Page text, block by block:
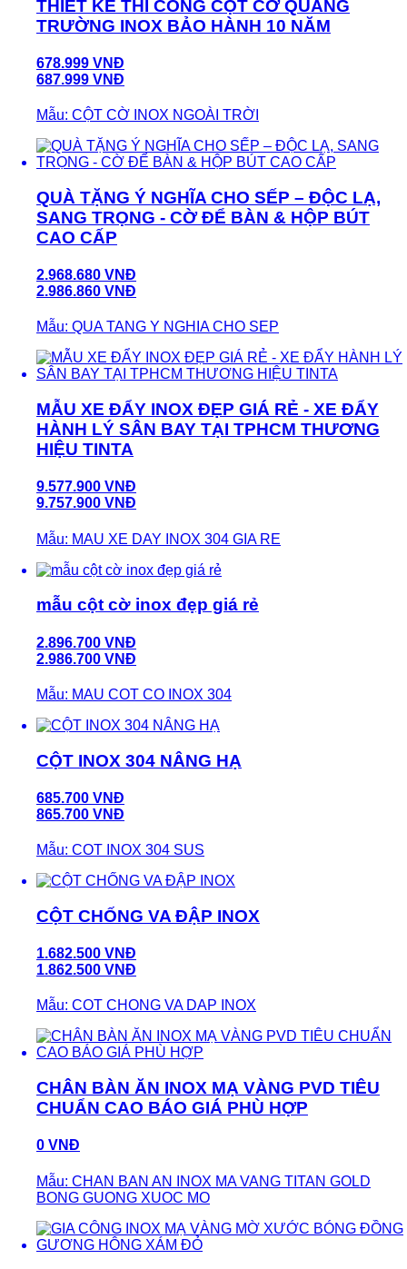
THIẾT KẾ THI CÔNG CỘT CỜ QUẢNG
TRƯỜNG INOX BẢO HÀNH 10 NĂM
678.999 VNĐ
687.999 VNĐ
Mẫu: CỘT CỜ INOX NGOÀI TRỜI
QUÀ TẶNG Ý NGHĨA CHO SẾP – ĐỘC LẠ,
SANG TRỌNG - CỜ ĐỂ BÀN & HỘP BÚT
CAO CẤP
2.968.680 VNĐ
2.986.860 VNĐ
Mẫu: QUA TANG Y NGHIA CHO SEP
MẪU XE ĐẨY INOX ĐẸP GIÁ RẺ - XE ĐẨY
HÀNH LÝ SÂN BAY TẠI TPHCM THƯƠNG
HIỆU TINTA
9.577.900 VNĐ
9.757.900 VNĐ
Mẫu: MAU XE DAY INOX 304 GIA RE
mẫu cột cờ inox đẹp giá rẻ
2.896.700 VNĐ
2.986.700 VNĐ
Mẫu: MAU COT CO INOX 304
CỘT INOX 304 NÂNG HẠ
685.700 VNĐ
865.700 VNĐ
Mẫu: COT INOX 304 SUS
CỘT CHỐNG VA ĐẬP INOX
1.682.500 VNĐ
1.862.500 VNĐ
Mẫu: COT CHONG VA DAP INOX
CHÂN BÀN ĂN INOX MẠ VÀNG PVD TIÊU
CHUẨN CAO BÁO GIÁ PHÙ HỢP
0 VNĐ
Mẫu: CHAN BAN AN INOX MA VANG TITAN GOLD
BONG GUONG XUOC MO